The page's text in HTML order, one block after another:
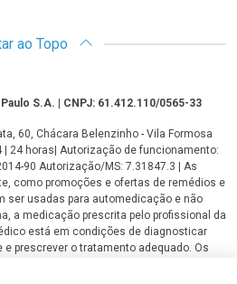
ao Topo
S.A. | CNPJ: 61.412.110/0565-33
60, Chácara Belenzinho - Vila Formosa
| 24 horas| Autorização de funcionamento:
90 Autorização/MS: 7.31847.3 | As
como promoções e ofertas de remédios e
ser usadas para automedicação e não
a medicação prescrita pelo profissional da
está em condições de diagnosticar
e prescrever o tratamento adequado. Os
são meramente ilustrativas. *Preços e